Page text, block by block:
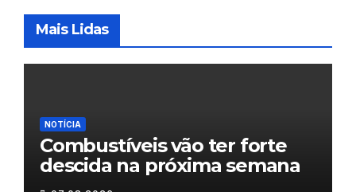
Mais Lidas
NOTÍCIA
Combustíveis vão ter forte
descida na próxima semana